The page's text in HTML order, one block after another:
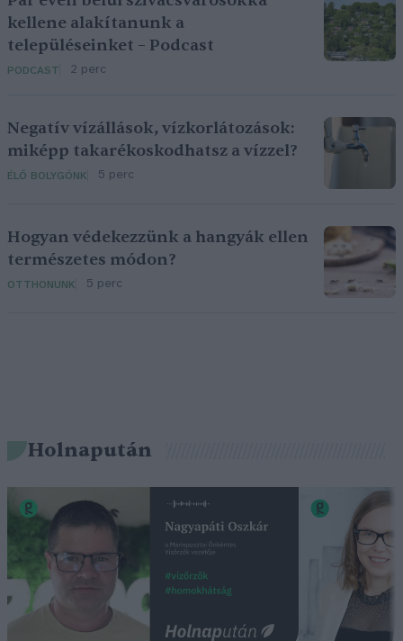
kellene alakítanunk a
településeinket – Podcast
PODCAST 2 perc
Negatív vízállások, vízkorlátozások:
miképp takarékoskodhatsz a vízzel?
ÉLŐ BOLYGÓNK 5 perc
Hogyan védekezzünk a hangyák ellen
természetes módon?
OTTHONUNK 5 perc
Holnapután